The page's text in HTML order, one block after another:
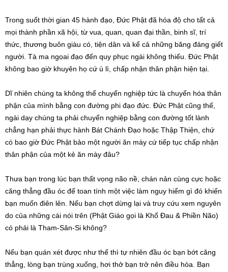
Trong suốt thời gian 45 hành đạo, Đức Phật đã hóa độ cho tất cả
mọi thành phần xã hội, từ vua, quan, quan đại thần, binh sĩ, trí
thức, thương buôn giàu có, tiện dân và kể cả những băng đảng giết
người. Tà ma ngọai đạo đến quy phục ngài không thiếu. Đức Phật
không bao giờ khuyên họ cứ ù lì, chấp nhận thân phận hiện tại.
Dĩ nhiên chúng ta không thể chuyển nghiệp tức là chuyển hóa thân
phận của mình bằng con đường phi đạo đức. Đức Phật cũng thế,
ngài dạy chúng ta phải chuyển nghiệp bằng con đường tốt lành
chẳng hạn phải thực hành Bát Chánh Đạo hoặc Thập Thiện, chứ
có bao giờ Đức Phật bảo một người ăn mày cứ tiếp tục chấp nhận
thân phận của một kẻ ăn mày đâu?
Thưa bạn trong lúc bạn thất vọng não nề, chán nản cùng cực hoặc
căng thẳng đầu óc để toan tính một việc làm nguy hiểm gì đó khiến
bạn muốn điên lên. Nếu bạn chợt dừng lại và truy cứu xem nguyên
do của những cái nói trên (Phật Giáo gọi là Khổ Đau & Phiền Não)
có phải là Tham-Sân-Si không?
Nếu bạn quán xét được như thế thì tự nhiên đầu óc bạn bớt căng
thẳng, lòng bạn trùng xuống, hơi thở bạn trở nên điều hòa. Bạn